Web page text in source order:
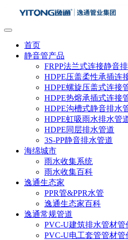
首页
静音管产品
FRPP法兰式连接静音
HDPE压盖柔性承插连
HDPE螺旋压盖式连接
HDPE热熔承插式连接
HDPE沟槽式静音排水
HDPE虹吸雨水排水管
HDPE同层排水管道
3S-PP静音排水管道
海绵城市
雨水收集系统
雨水收集百科
逸通生态家
PPR管&PPR水管
逸通生态家百科
逸通常规管道
PVC-U建筑排水管材管
PVC-U电工套管管材管